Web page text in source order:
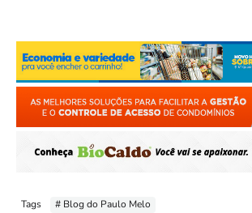
Tags # Blog do Paulo Melo